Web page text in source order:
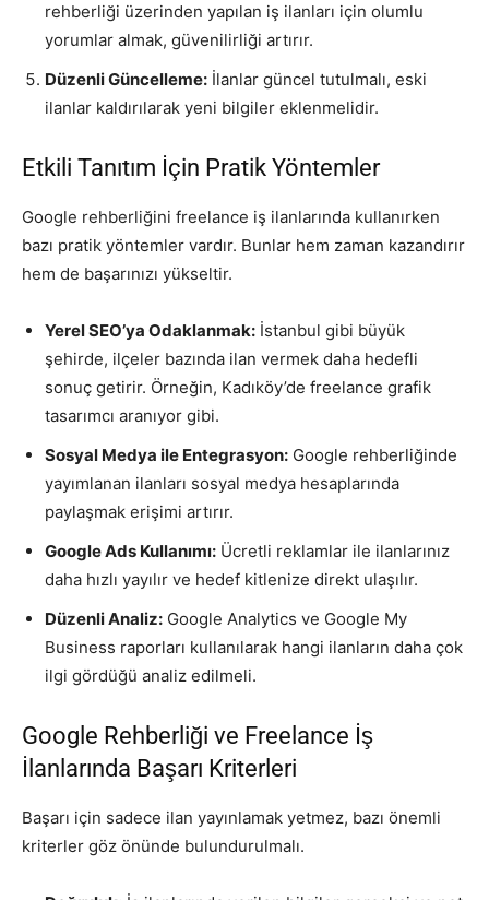
rehberliği üzerinden yapılan iş ilanları için olumlu
yorumlar almak, güvenilirliği artırır.
Düzenli Güncelleme: İlanlar güncel tutulmalı, eski
ilanlar kaldırılarak yeni bilgiler eklenmelidir.
Etkili Tanıtım İçin Pratik Yöntemler
Google rehberliğini freelance iş ilanlarında kullanırken
bazı pratik yöntemler vardır. Bunlar hem zaman kazandırır
hem de başarınızı yükseltir.
Yerel SEO’ya Odaklanmak: İstanbul gibi büyük
şehirde, ilçeler bazında ilan vermek daha hedefli
sonuç getirir. Örneğin, Kadıköy’de freelance grafik
tasarımcı aranıyor gibi.
Sosyal Medya ile Entegrasyon: Google rehberliğinde
yayımlanan ilanları sosyal medya hesaplarında
paylaşmak erişimi artırır.
Google Ads Kullanımı: Ücretli reklamlar ile ilanlarınız
daha hızlı yayılır ve hedef kitlenize direkt ulaşılır.
Düzenli Analiz: Google Analytics ve Google My
Business raporları kullanılarak hangi ilanların daha çok
ilgi gördüğü analiz edilmeli.
Google Rehberliği ve Freelance İş
İlanlarında Başarı Kriterleri
Başarı için sadece ilan yayınlamak yetmez, bazı önemli
kriterler göz önünde bulundurulmalı.